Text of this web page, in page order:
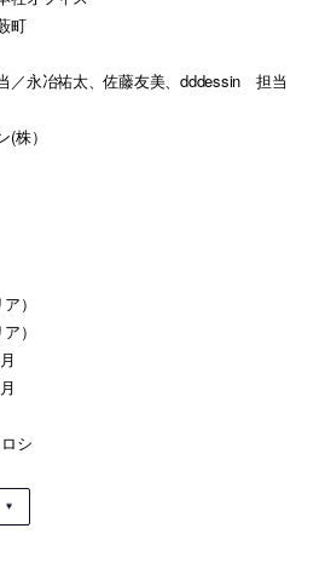
町
永冶祐太、佐藤友美、dddessin 担当
株）
）
）
シ